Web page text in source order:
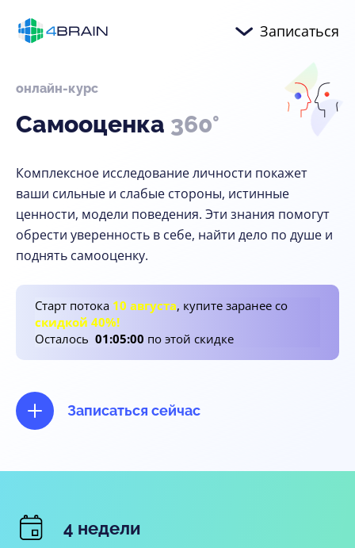
Записаться
онлайн-курс
Самооценка 360°
Комплексное исследование личности покажет
ваши сильные и слабые стороны, истинные
ценности, модели поведения. Эти знания помогут
обрести уверенность в себе, найти дело по душе и
поднять самооценку.
Старт потока 10 августа, купите заранее со
скидкой 40%!
Осталось 01:04:59 по этой скидке
Записаться сейчас
4 недели